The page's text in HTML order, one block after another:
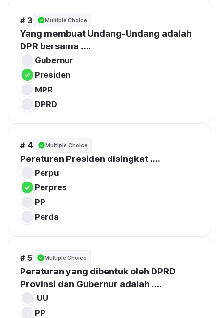
# 3 Multiple Choice
Yang membuat Undang-Undang adalah
DPR bersama ….
Gubernur
Presiden
MPR
DPRD
# 4 Multiple Choice
Peraturan Presiden disingkat ….
Perpu
Perpres
PP
Perda
# 5 Multiple Choice
Peraturan yang dibentuk oleh DPRD
Provinsi dan Gubernur adalah ….
UU
PP